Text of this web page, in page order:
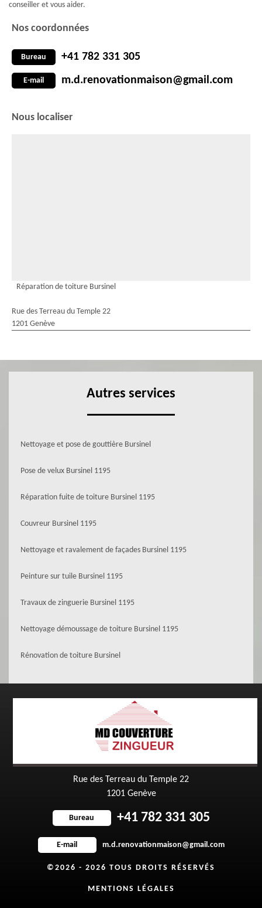
conseiller et vous aider.
Nos coordonnées
Bureau +41 782 331 305
E-mail m.d.renovationmaison@gmail.com
Nous localiser
Réparation de toiture Bursinel
Rue des Terreau du Temple 22
1201 Genève
Autres services
Nettoyage et pose de gouttière Bursinel
Pose de velux Bursinel 1195
Réparation fuite de toiture Bursinel 1195
Couvreur Bursinel 1195
Nettoyage et ravalement de façades Bursinel 1195
Peinture sur tuile Bursinel 1195
Travaux de zinguerie Bursinel 1195
Nettoyage démoussage de toiture Bursinel 1195
Rénovation de toiture Bursinel
Rue des Terreau du Temple 22
1201 Genève
Bureau +41 782 331 305
E-mail m.d.renovationmaison@gmail.com
©2026 - 2026 TOUS DROITS RÉSERVÉS
MENTIONS LÉGALES